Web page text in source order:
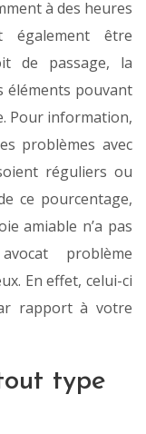
à des heures
également être
de passage, la
éléments pouvant
Pour information,
problèmes avec
réguliers ou
ce pourcentage,
amiable n’a pas
problème
En effet, celui-ci
rapport à votre
type